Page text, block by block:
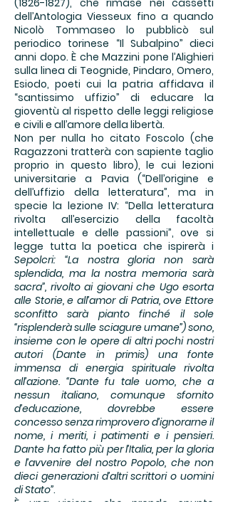
(1826-1827), che rimase nei cassetti
dell’Antologia Viesseux fino a quando
Nicolò Tommaseo lo pubblicò sul
periodico torinese “Il Subalpino” dieci
anni dopo. È che Mazzini pone l’Alighieri
sulla linea di Teognide, Pindaro, Omero,
Esiodo, poeti cui la patria affidava il
“santissimo uffizio” di educare la
gioventù al rispetto delle leggi religiose
e civili e all’amore della libertà.
Non per nulla ho citato Foscolo (che
Ragazzoni tratterà con sapiente taglio
proprio in questo libro), le cui lezioni
universitarie a Pavia (“Dell’origine e
dell’uffizio della letteratura”, ma in
specie la lezione IV: “Della letteratura
rivolta all’esercizio della facoltà
intellettuale e delle passioni”, ove si
legge tutta la poetica che ispirerà i
Sepolcri: “La nostra gloria non sarà
splendida, ma la nostra memoria sarà
sacra”, rivolto ai giovani che Ugo esorta
alle Storie, e all’amor di Patria, ove Ettore
sconfitto sarà pianto finché il sole
“risplenderà sulle sciagure umane”) sono,
insieme con le opere di altri pochi nostri
autori (Dante in primis) una fonte
immensa di energia spirituale rivolta
all’azione. “Dante fu tale uomo, che a
nessun italiano, comunque sfornito
d’educazione, dovrebbe essere
concesso senza rimprovero d’ignorarne il
nome, i meriti, i patimenti e i pensieri.
Dante ha fatto più per l’Italia, per la gloria
e l’avvenire del nostro Popolo, che non
dieci generazioni d’altri scrittori o uomini
di Stato”.
È una visione che prende spunto